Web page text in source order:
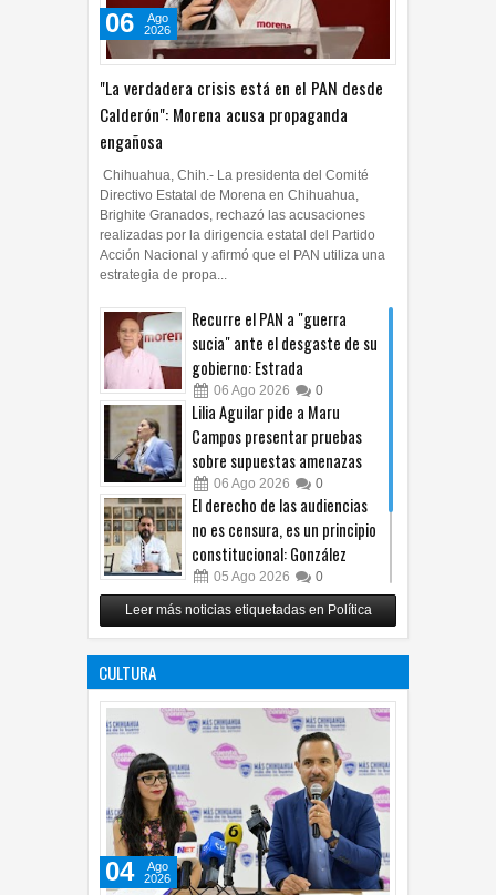
"La verdadera crisis está en el PAN desde
Calderón": Morena acusa propaganda
engañosa
06
Ago
2026
Chihuahua, Chih.- La presidenta del Comité
Directivo Estatal de Morena en Chihuahua,
Brighite Granados, rechazó las acusaciones
realizadas por la dirigencia estatal del Partido
Acción Nacional y afirmó que el PAN utiliza una
estrategia de propa...
Recurre el PAN a "guerra
sucia" ante el desgaste de su
gobierno: Estrada
06 Ago 2026 0
Lilia Aguilar pide a Maru
Campos presentar pruebas
sobre supuestas amenazas
06 Ago 2026 0
El derecho de las audiencias
no es censura, es un principio
constitucional: González
05 Ago 2026 0
Relanza Villalobos programa
de afiliación del PRI en
Leer más noticias etiquetadas en Política
CULTURA
04
Ago
2026